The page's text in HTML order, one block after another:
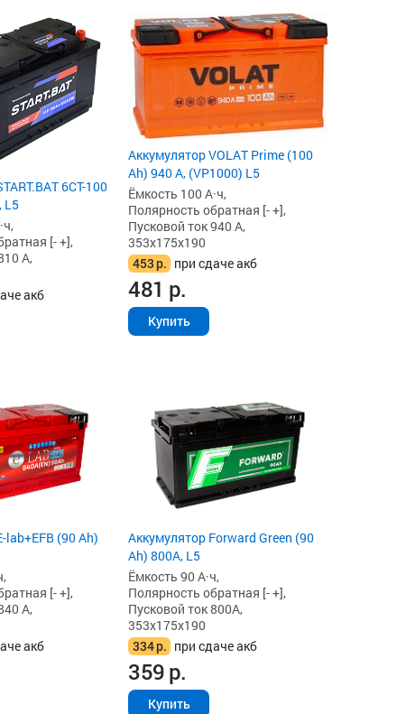
6CT-100
L5
[- +],
А,
акб
Аккумулятор VOLAT Prime (100
Ah) 940 А, (VP1000) L5
Ёмкость 100 А·ч,
Полярность обратная [- +],
Пусковой ток 940 А,
353x175x190
453р. при сдаче акб
481 р.
Купить
lab+EFB (90 Ah)
[- +],
А,
акб
Аккумулятор Forward Green (90
Ah) 800А, L5
Ёмкость 90 А·ч,
Полярность обратная [- +],
Пусковой ток 800А,
353x175x190
334р. при сдаче акб
359р.
Купить